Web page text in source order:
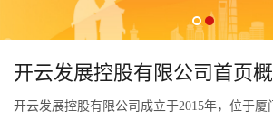
开云发展控股有限公司首页
开云发展控股有限公司成立于2015年，位于